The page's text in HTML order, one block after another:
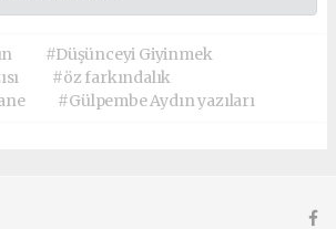
#Düşünceyi Giyinmek
#öz farkındalık
#Gülpembe Aydın yazıları